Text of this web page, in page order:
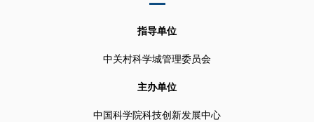
指导单位
中关村科学城管理委员会
主办单位
中国科学院科技创新发展中心